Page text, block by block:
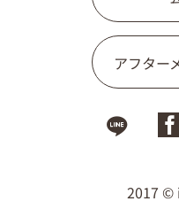
アフター
2017 ©